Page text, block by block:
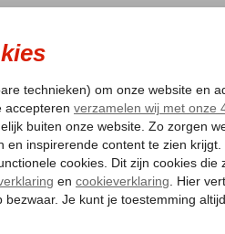
2026 ZONVAKANTIE
Gratis annuleren*